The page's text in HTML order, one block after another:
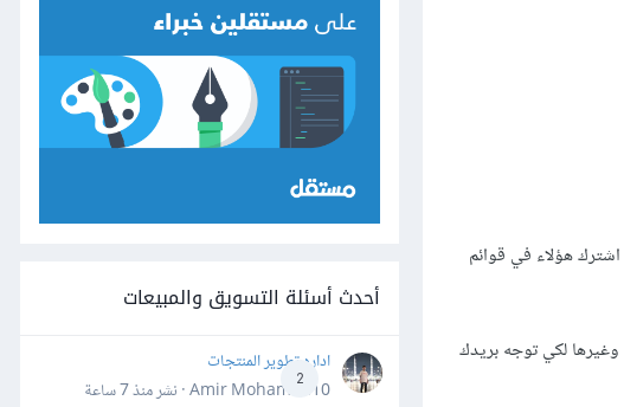
هؤلاء في قوائم
لكي توجه بريدك
أحدث أسئلة التسويق والمبيعات
2
اداره تطوير المنتجات
Amir Mohamed10 · نشر
منذ 7 ساعة